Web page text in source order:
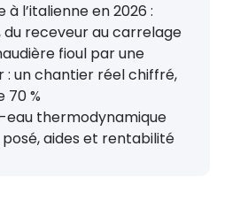
à l’italienne en 2026 :
receveur au carrelage
fioul par une
: un chantier réel chiffré,
70 %
eau thermodynamique
aides et rentabilité